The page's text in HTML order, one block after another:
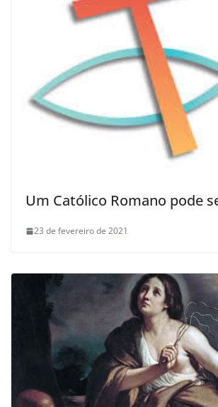
Um Católico Romano pode
23 de fevereiro de 2021